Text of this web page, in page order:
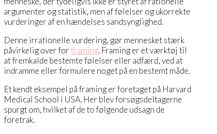
argumenter og statistik, men af følelser og ukorrekte
vurderinger af en hændelses sandsynglighed.
Denne irrationelle vurdering, gør mennesket stærk
påvirkelig over forframing. Framing er et værktøj til
at fremkalde bestemte følelser eller adfærd, ved at
indramme eller formulere noget på en bestemt måde.
Et kendt eksempel på framing er foretaget på Harvard
Medical School i USA. Her blev forsøgsdeltagerne
spurgt om, hvilket af de to følgende udsagn de
foretrak.